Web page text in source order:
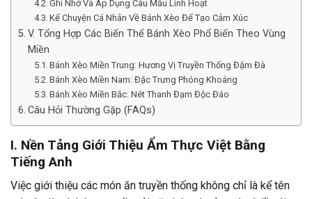
Ghi Nhớ Và Áp Dụng Câu Mẫu Linh Hoạt
Kể Chuyện Cá Nhân Về Bánh Xèo Để Tạo Cảm Xúc
V. Tổng Hợp Các Biến Thể Bánh Xèo Phổ Biến Theo Vùng
Miền
Bánh Xèo Miền Trung: Hương Vị Truyền Thống Đậm Đà
Bánh Xèo Miền Nam: Đặc Trưng Phóng Khoáng
Bánh Xèo Miền Bắc: Nét Thanh Đạm Độc Đáo
Câu Hỏi Thường Gặp (FAQs)
I. Nền Tảng Giới Thiệu Ẩm Thực Việt Bằng
Tiếng Anh
Việc giới thiệu các món ăn truyền thống không chỉ là kể tên